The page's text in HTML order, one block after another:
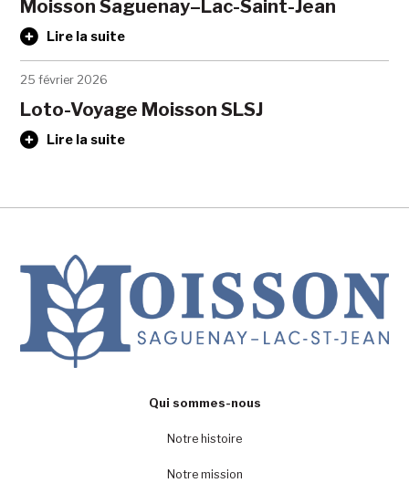
Moisson Saguenay–Lac-Saint-Jean
Lire la suite
25 février 2026
Loto-Voyage Moisson SLSJ
Lire la suite
Qui sommes-nous
Notre histoire
Notre mission